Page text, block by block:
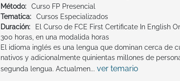
Método:
Curso FP Presencial
Tematica:
Cursos Especializados
Duración:
El Curso de FCE First Certificate In English
300 horas, en una modalida horas
El idioma inglés es una lengua que dominan cerca de
nativos y adicionalmente quinientas millones de
segunda lengua. Actualmen... ver temario